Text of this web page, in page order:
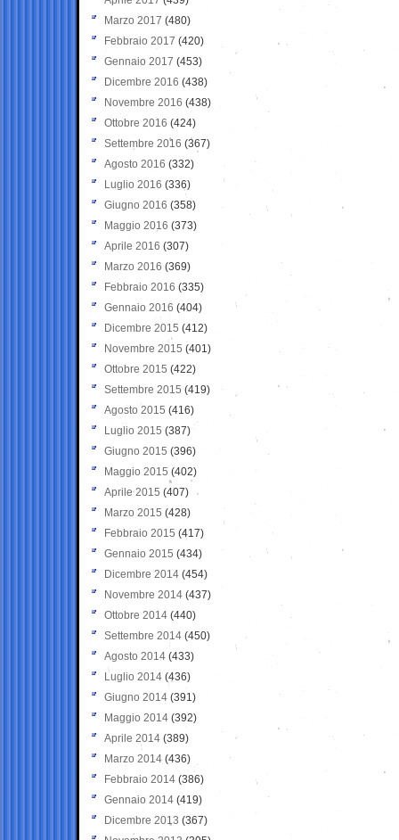
Marzo 2017 (480)
Febbraio 2017 (420)
Gennaio 2017 (453)
Dicembre 2016 (438)
Novembre 2016 (438)
Ottobre 2016 (424)
Settembre 2016 (367)
Agosto 2016 (332)
Luglio 2016 (336)
Giugno 2016 (358)
Maggio 2016 (373)
Aprile 2016 (307)
Marzo 2016 (369)
Febbraio 2016 (335)
Gennaio 2016 (404)
Dicembre 2015 (412)
Novembre 2015 (401)
Ottobre 2015 (422)
Settembre 2015 (419)
Agosto 2015 (416)
Luglio 2015 (387)
Giugno 2015 (396)
Maggio 2015 (402)
Aprile 2015 (407)
Marzo 2015 (428)
Febbraio 2015 (417)
Gennaio 2015 (434)
Dicembre 2014 (454)
Novembre 2014 (437)
Ottobre 2014 (440)
Settembre 2014 (450)
Agosto 2014 (433)
Luglio 2014 (436)
Giugno 2014 (391)
Maggio 2014 (392)
Aprile 2014 (389)
Marzo 2014 (436)
Febbraio 2014 (386)
Gennaio 2014 (419)
Dicembre 2013 (367)